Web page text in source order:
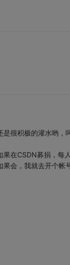
是很积极的灌水哟，
果在CSDN募捐，每
果会，我就去开个帐